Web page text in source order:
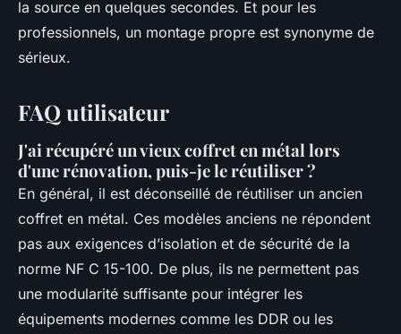
la source en quelques secondes. Et pour les
professionnels, un montage propre est synonyme de
sérieux.
FAQ utilisateur
J'ai récupéré un vieux coffret en métal lors
d'une rénovation, puis-je le réutiliser ?
En général, il est déconseillé de réutiliser un ancien
coffret en métal. Ces modèles anciens ne répondent
pas aux exigences d’isolation et de sécurité de la
norme NF C 15-100. De plus, ils ne permettent pas
une modularité suffisante pour intégrer les
équipements modernes comme les DDR ou les